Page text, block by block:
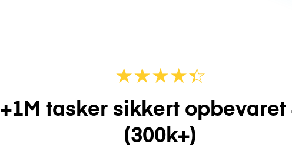
★★★★☆
★
+1M tasker sikkert opbevaret
(300k+)